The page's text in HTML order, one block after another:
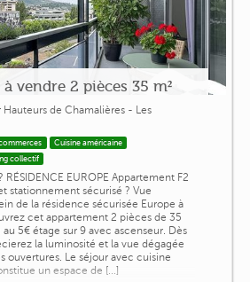
vendre 2 pièces 35 m²
Hauteurs de Chamalières - Les
Cuisine américaine
collectif
RÉSIDENCE EUROPE Appartement F2
stationnement sécurisé ? Vue
de la résidence sécurisée Europe à
cet appartement 2 pièces de 35
au 5€ étage sur 9 avec ascenseur. Dès
la luminosité et la vue dégagée
ouvertures. Le séjour avec cuisine
un espace de [...]